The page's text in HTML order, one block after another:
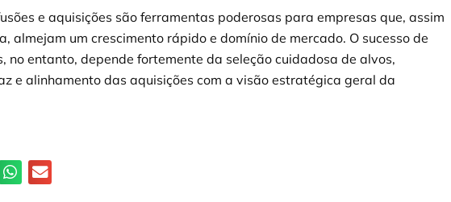
e aquisições são ferramentas poderosas para empresas que, assim
almejam um crescimento rápido e domínio de mercado. O sucesso de
no entanto, depende fortemente da seleção cuidadosa de alvos,
e alinhamento das aquisições com a visão estratégica geral da